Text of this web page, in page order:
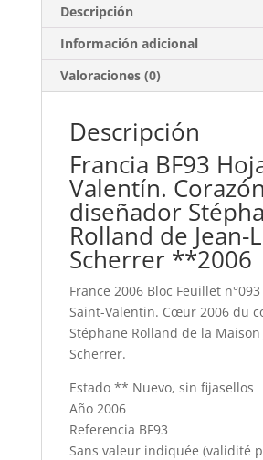
**2006
cantidad
Descripción
Información adicional
Valoraciones (0)
Descripción
Francia BF93
Valentín.
diseñador
Rolland de Jean-
Scherrer **2006
France 2006 Bloc Feuillet n°093
Saint-Valentin. Cœur 2006 du
Stéphane Rolland de la Maison
Scherrer.
Estado ** Nuevo, sin fijasellos
Año 2006
Referencia BF93
Sans valeur indiquée (validité